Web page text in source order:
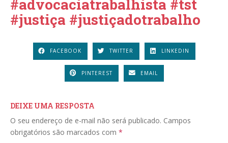
#advocaciatrabalhista #tst
#justiça #justiçadotrabalho
FACEBOOK TWITTER LINKEDIN
PINTEREST EMAIL
DEIXE UMA RESPOSTA
O seu endereço de e-mail não será publicado. Campos
obrigatórios são marcados com *